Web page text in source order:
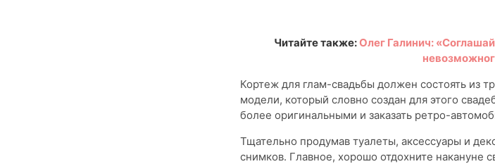
Читайте также:Олег Галинич:
Кортеж для глам-свадьбы должен состоять из
модели, который словно создан для этого
более оригинальными и заказать ретро-
Тщательно продумав туалеты, аксессуары и
снимков. Главное, хорошо отдохните накануне